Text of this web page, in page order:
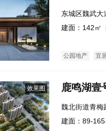
东城区魏武大
建面：142㎡
公园地产 宜
效果图 鹿鸣湖壹
魏北街道青梅
建面：89-